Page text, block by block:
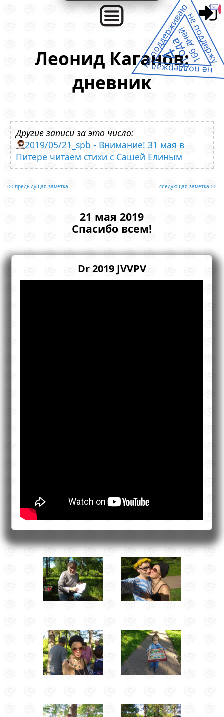
Леонид Каганов:
дневник
Другие записи за это число:
2019/05/21_spb - Внимание! 31 мая в
Питере читаем стихи с Сашей Елиным
<< предыдущая заметка следующая заметка >>
21 мая 2019
Спасибо всем!
Dr 2019 JVVPV
не поддержал
не поддерживаюне поддержу
4
года
166 дней